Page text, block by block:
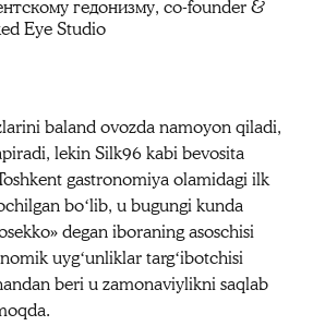
гедонизму, co-founder &
Eye Studio
baland ovozda namoyon qiladi,
lekin Silk96 kabi bevosita
gastronomiya olamidagi ilk
boʻlib, u bugungi kunda
degan iboraning asoschisi
uygʻunliklar targʻibotchisi
beri u zamonaviylikni saqlab